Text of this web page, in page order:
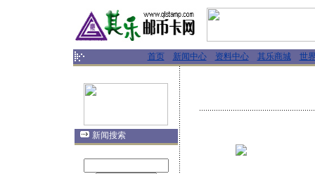
首页 新闻中心 资料中心 其乐商城 世
新闻搜索